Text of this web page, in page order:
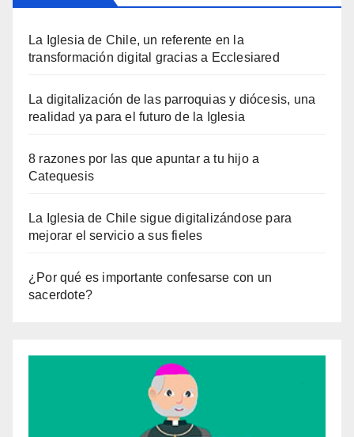
La Iglesia de Chile, un referente en la
transformación digital gracias a Ecclesiared
La digitalización de las parroquias y diócesis, una
realidad ya para el futuro de la Iglesia
8 razones por las que apuntar a tu hijo a
Catequesis
La Iglesia de Chile sigue digitalizándose para
mejorar el servicio a sus fieles
¿Por qué es importante confesarse con un
sacerdote?